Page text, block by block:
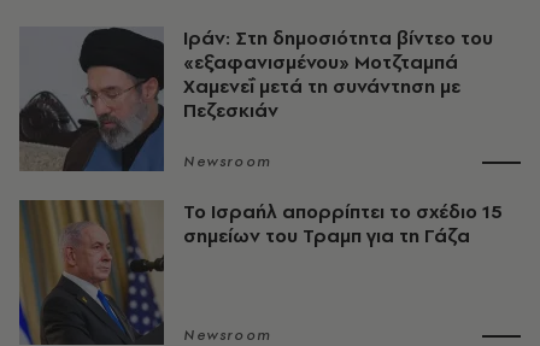
Ιράν: Στη δημοσιότητα βίντεο του
«εξαφανισμένου» Μοτζταμπά
Χαμενεΐ μετά τη συνάντηση με
Πεζεσκιάν
Newsroom
Το Ισραήλ απορρίπτει το σχέδιο 15
σημείων του Τραμπ για τη Γάζα
Newsroom